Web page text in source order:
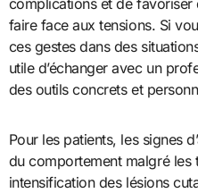
complications et de favoriser
faire face aux tensions. Si
ces gestes dans des
utile d’échanger avec un
des outils concrets et
Pour les patients, les signes
du comportement malgré les
intensification des lésions